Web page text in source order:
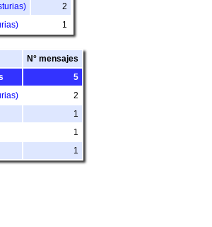
2
1
N° mensajes
5
2
1
1
1